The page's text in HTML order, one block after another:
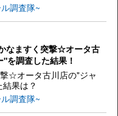
調査隊~
なますく突撃☆オータ古
を調査した結果！
☆オータ古川店の"ジャ
果は？
調査隊~